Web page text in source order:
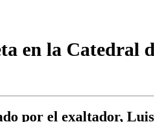
en la Catedral
por el exaltador,